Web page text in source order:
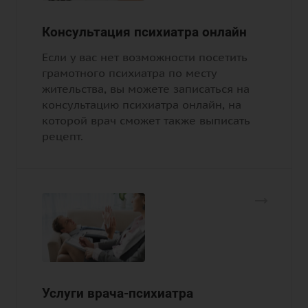
Консультация психиатра онлайн
Если у вас нет возможности посетить
грамотного психиатра по месту
жительства, вы можете записаться на
консультацию психиатра онлайн, на
которой врач сможет также выписать
рецепт.
Услуги врача-психиатра